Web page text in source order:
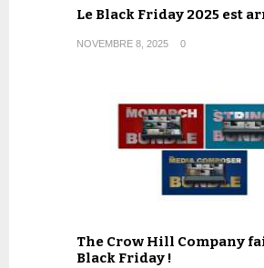
Le Black Friday 2025 est
NOVEMBRE 8, 2025 0
The Crow Hill Company
Black Friday !